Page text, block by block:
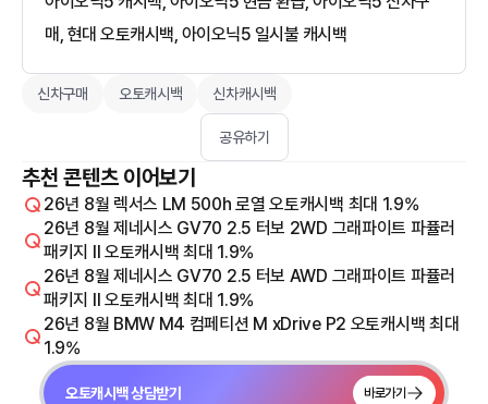
매, 현대 오토캐시백, 아이오닉5 일시불 캐시백
신차구매 오토캐시백 신차캐시백
공유하기
추천 콘텐츠 이어보기
26년 8월 렉서스 LM 500h 로열 오토캐시백 최대 1.9%
26년 8월 제네시스 GV70 2.5 터보 2WD 그래파이트 파퓰러
패키지 Il 오토캐시백 최대 1.9%
26년 8월 제네시스 GV70 2.5 터보 AWD 그래파이트 파퓰러
패키지 Il 오토캐시백 최대 1.9%
26년 8월 BMW M4 컴페티션 M xDrive P2 오토캐시백 최대
1.9%
오토캐시백 상담받기 바로가기